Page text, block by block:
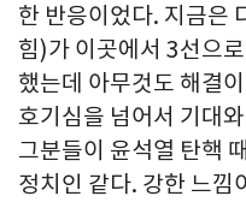
한 반응이었다. 지금은
힘)가 이곳에서 3선으
했는데 아무것도 해결
호기심을 넘어서 기대
그분들이 윤석열 탄핵
정치인 같다. 강한 느